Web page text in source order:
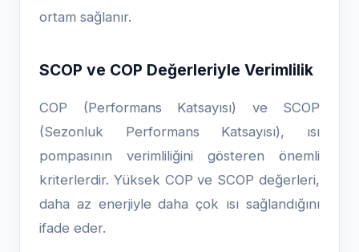
ortam sağlanır.
SCOP ve COP Değerleriyle Verimlilik
COP (Performans Katsayısı) ve SCOP
(Sezonluk Performans Katsayısı), ısı
pompasının verimliliğini gösteren önemli
kriterlerdir. Yüksek COP ve SCOP değerleri,
daha az enerjiyle daha çok ısı sağlandığını
ifade eder.